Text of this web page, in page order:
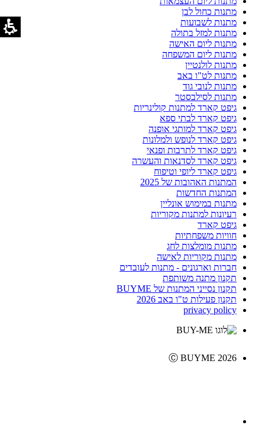
מתנות כחול לבן
מתנות לשבועות
מתנות למזל בתולה
מתנות ליום האישה
מתנות ליום המשפחה
מתנות לולנטיין
מתנות לט"ו באב
מתנות לנובי גוד
מתנות לסילבסטר
גיפט קארד למתנות קולינריות
גיפט קארד לבתי ספא
גיפט קארד למותגי אופנה
גיפט קארד לנופש ולמלונות
גיפט קארד לתרבות ופנאי
גיפט קארד לסדנאות והעשרה
גיפט קארד ליופי וטיפוח
המתנות האהובות של 2025
המתנות החדשות
מתנות במימוש אונליין
רעיונות למתנות מקוריות
גיפט קארד
חוויות משפחתיות
מתנות מומלצות לחג
מתנות מקוריות לאישה
חברות וארגונים - מתנות לעובדים
תקנון מתנה משותפת
תקנון נסייני המתנות של BUYME
תקנון פעילות ט"ו באב 2026
privacy policy
Ⓒ BUYME 2026